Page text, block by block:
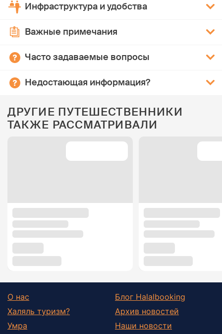
Инфраструктура и удобства
Важные примечания
Часто задаваемые вопросы
Недостающая информация?
ДРУГИЕ ПУТЕШЕСТВЕННИКИ
ТАКЖЕ РАССМАТРИВАЛИ
О нас
Халяль туризм?
Умра
Блог Halalbooking
Архив новостей
Наши новости